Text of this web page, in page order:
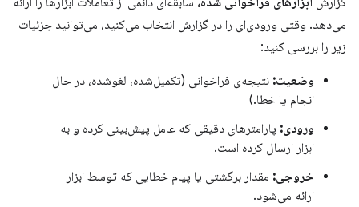
می‌دهد. وقتی ورودی‌ای را در گزارش انتخاب می‌کنید، می‌توانید جزئیات
زیر را بررسی کنید:
وضعیت: نتیجه‌ی فراخوانی (تکمیل‌شده، لغوشده، در حال
انجام یا خطا.)
ورودی: پارامترهای دقیقی که عامل پیش‌بینی کرده و به
ابزار ارسال کرده است.
خروجی: مقدار برگشتی یا پیام خطایی که توسط ابزار
ارائه می‌شود.